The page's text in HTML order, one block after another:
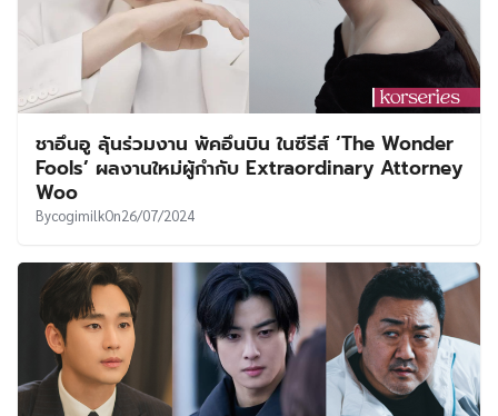
ชาอึนอู ลุ้นร่วมงาน พัคอึนบิน ในซีรีส์ ‘The Wonder
Fools’ ผลงานใหม่ผู้กำกับ Extraordinary Attorney
Woo
BycogimilkOn26/07/2024